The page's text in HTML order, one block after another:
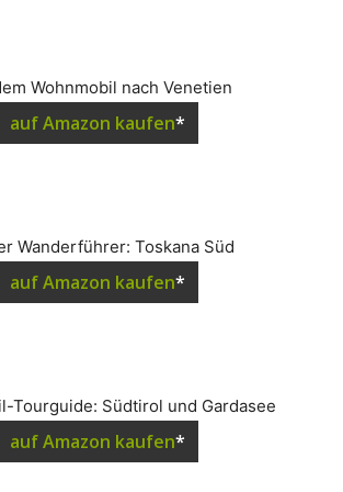
Wohnmobil nach Venetien
auf Amazon kaufen*
Wanderführer: Toskana Süd
auf Amazon kaufen*
Tourguide: Südtirol und Gardasee
auf Amazon kaufen*